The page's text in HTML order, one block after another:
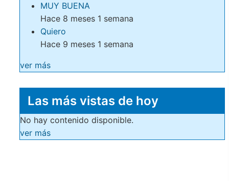
MUY BUENA
Hace 8 meses 1 semana
Quiero
Hace 9 meses 1 semana
ver más
Las más vistas de hoy
No hay contenido disponible.
ver más